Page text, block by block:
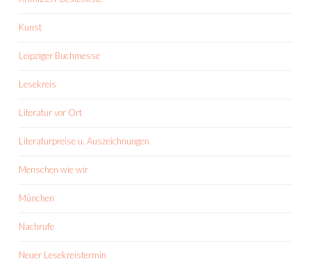
Kunst
Leipziger Buchmesse
Lesekreis
Literatur vor Ort
Literaturpreise u. Auszeichnungen
Menschen wie wir
München
Nachrufe
Neuer Lesekreistermin